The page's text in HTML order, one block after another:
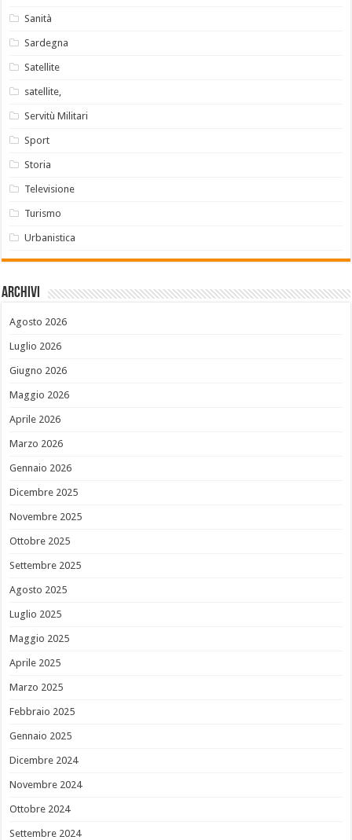
Sanità
Sardegna
Satellite
satellite,
Servitù Militari
Sport
Storia
Televisione
Turismo
Urbanistica
Archivi
Agosto 2026
Luglio 2026
Giugno 2026
Maggio 2026
Aprile 2026
Marzo 2026
Gennaio 2026
Dicembre 2025
Novembre 2025
Ottobre 2025
Settembre 2025
Agosto 2025
Luglio 2025
Maggio 2025
Aprile 2025
Marzo 2025
Febbraio 2025
Gennaio 2025
Dicembre 2024
Novembre 2024
Ottobre 2024
Settembre 2024